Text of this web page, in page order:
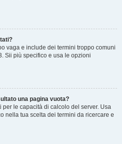
vaga e include dei termini troppo comuni
Sii più specifico e usa le opzioni
una pagina vuota?
per le capacità di calcolo del server. Usa
nella tua scelta dei termini da ricercare e